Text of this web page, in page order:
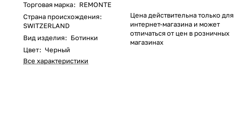
Торговая марка: REMONTE
Страна происхождения:
SWITZERLAND
Вид изделия: Ботинки
Цвет: Черный
Все характеристики
Цена действительна только для
интернет-магазина и может
отличаться от цен в розничных
магазинах